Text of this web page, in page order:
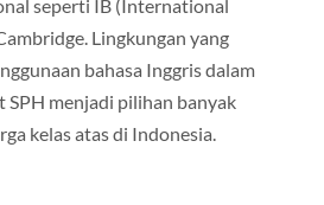
seperti IB (International
Lingkungan yang
bahasa Inggris dalam
SPH menjadi pilihan banyak
kelas atas di Indonesia.